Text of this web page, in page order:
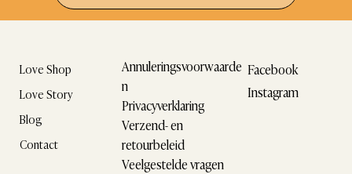
Love Shop
Love Story
Blog
Contact
Annuleringsvoorwaarde
n
Privacyverklaring
Verzend- en
retourbeleid
Veelgestelde vragen
Facebook
Instagram